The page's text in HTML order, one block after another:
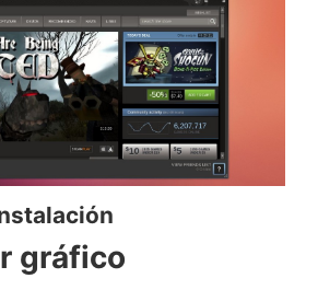
gráfico